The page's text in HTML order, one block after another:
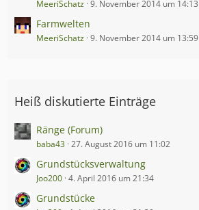
MeeriSchatz 9. November 2014 um 14:13
Farmwelten
MeeriSchatz 9. November 2014 um 13:59
Heiß diskutierte Einträge
Ränge (Forum)
baba43 27. August 2016 um 11:02
Grundstücksverwaltung
Joo200 4. April 2016 um 21:34
Grundstücke